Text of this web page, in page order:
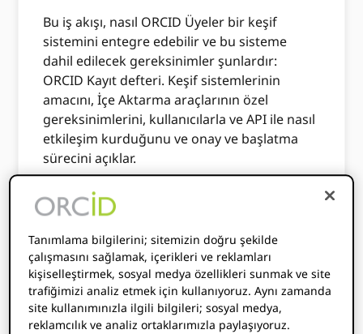
Bu iş akışı, nasıl ORCID Üyeler bir keşif
sistemini entegre edebilir ve bu sisteme
dahil edilecek gereksinimler şunlardır:
ORCID Kayıt defteri. Keşif sistemlerinin
amacını, İçe Aktarma araçlarının özel
gereksinimlerini, kullanıcılarla ve API ile nasıl
etkileşim kurduğunu ve onay ve başlatma
sürecini açıklar.
Hedef kitlesi
Bu belge, özet ve atıf veritabanları,
bibliyografik kataloglar, meta veri
toplayıcıları, kayıt kuruluşları ve akademik
arama motorları tarafından araştırmacılar
Tanımlama bilgilerini; sitemizin doğru şekilde
çalışmasını sağlamak, içerikleri ve reklamları
kişiselleştirmek, sosyal medya özellikleri sunmak ve site
trafiğimizi analiz etmek için kullanıyoruz. Aynı zamanda
site kullanımınızla ilgili bilgileri; sosyal medya,
reklamcılık ve analiz ortaklarımızla paylaşıyoruz.